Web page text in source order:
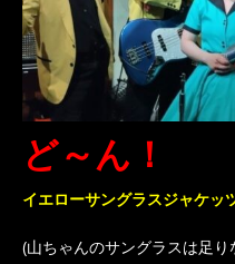
ど～ん！
イエローサングラスジャケッ
(山ちゃんのサングラスは足り